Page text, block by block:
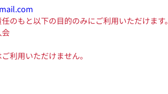
のもと以下の目的のみにご利用いただけます。
会
利用いただけません。